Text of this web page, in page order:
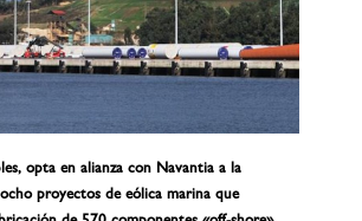
opta en alianza con Navantia a la
proyectos de eólica marina que